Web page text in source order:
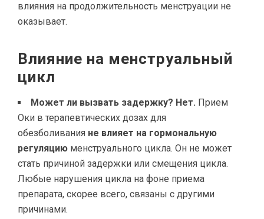
влияния на продолжительность менструации не
оказывает.
Влияние на менструальный
цикл
Может ли вызвать задержку? Нет. Прием
Оки в терапевтических дозах для
обезболивания не влияет на гормональную
регуляцию менструального цикла. Он не может
стать причиной задержки или смещения цикла.
Любые нарушения цикла на фоне приема
препарата, скорее всего, связаны с другими
причинами.